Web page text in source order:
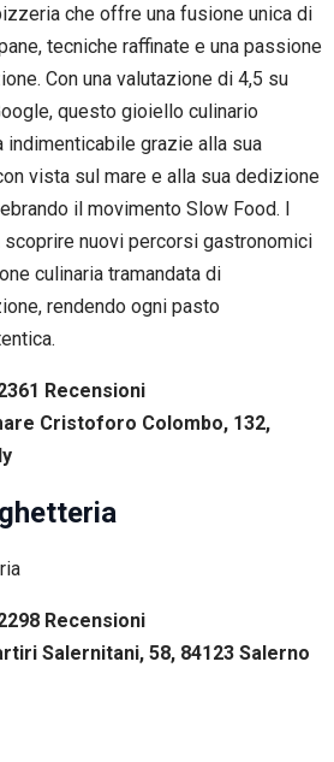
che offre una fusione unica di
tecniche raffinate e una passione
Con una valutazione di 4,5 su
questo gioiello culinario
indimenticabile grazie alla sua
vista sul mare e alla sua dedizione
il movimento Slow Food. I
nuovi percorsi gastronomici
culinaria tramandata di
rendendo ogni pasto
Recensioni
Cristoforo Colombo, 132,
Recensioni
Salernitani, 58, 84123 Salerno